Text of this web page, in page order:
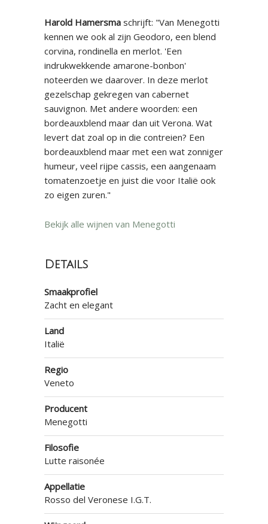
Harold Hamersma schrijft: "Van Menegotti
kennen we ook al zijn Geodoro, een blend
corvina, rondinella en merlot. 'Een
indrukwekkende amarone-bonbon'
noteerden we daarover. In deze merlot
gezelschap gekregen van cabernet
sauvignon. Met andere woorden: een
bordeauxblend maar dan uit Verona. Wat
levert dat zoal op in die contreien? Een
bordeauxblend maar met een wat zonniger
humeur, veel rijpe cassis, een aangenaam
tomatenzoetje en juist die voor Italië ook
zo eigen zuren."
Bekijk alle wijnen van Menegotti
Details
Smaakprofiel
Zacht en elegant
Land
Italië
Regio
Veneto
Producent
Menegotti
Filosofie
Lutte raisonée
Appellatie
Rosso del Veronese I.G.T.